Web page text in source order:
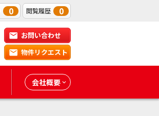
0 閲覧履歴 0
お問い合わせ
物件リクエスト
会社概要